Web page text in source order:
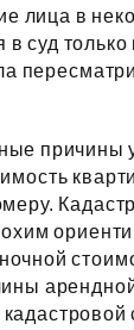
лица в
в суд только
причины